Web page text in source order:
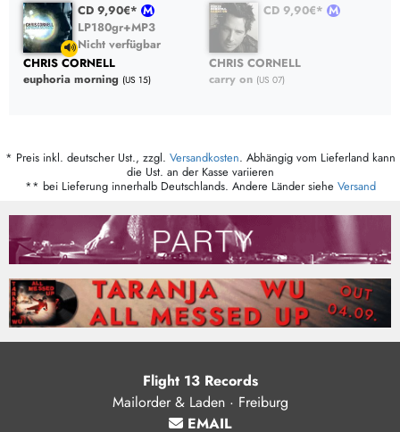
CD 9,90€*
LP180gr+MP3
Nicht verfügbar
CHRIS CORNELL
euphoria morning (US 15)
CD 9,90€*
CHRIS CORNELL
carry on (US 07)
* Preis inkl. deutscher Ust., zzgl. Versandkosten. Abhängig vom Lieferland kann
die Ust. an der Kasse variieren
** bei Lieferung innerhalb Deutschlands. Andere Länder siehe Versand
Flight 13 Records
Mailorder & Laden · Freiburg
EMAIL